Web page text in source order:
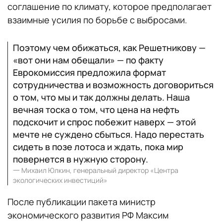
соглашение по климату, которое предполагает
взаимные усилия по борьбе с выбросами.
Поэтому чем обижаться, как Решетникову —
«вот они нам обещали» — по факту
Еврокомиссия предложила формат
сотрудничества и возможность договориться
о том, что мы и так должны делать. Наша
вечная тоска о том, что цена на нефть
подскочит и спрос побежит наверх — этой
мечте не суждено сбыться. Надо перестать
сидеть в позе лотоса и ждать, пока мир
повернется в нужную сторону.
一 Михаил Юлкин, генеральный директор «Центра
экологических инвестиций»
После публикации пакета министр
экономического развития РФ Максим